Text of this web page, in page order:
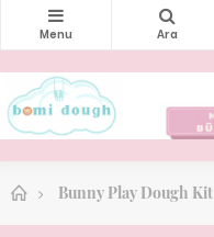
Bunny Play Dough Kit